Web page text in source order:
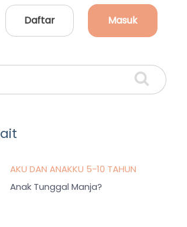
Daftar Masuk
AKU DAN ANAKKU 5-10 TAHUN
Anak Tunggal Manja?